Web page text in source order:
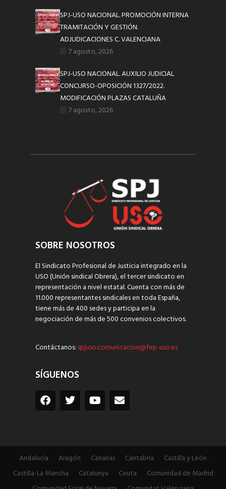
SPJ-USO NACIONAL. PROMOCIÓN INTERNA
TRAMITACIÓN Y GESTIÓN.
ADJUDICACIONES C. VALENCIANA
7 agosto, 2026
SPJ-USO NACIONAL. AUXILIO JUDICIAL
CONCURSO-OPOSICIÓN 1327/2022.
MODIFICACIÓN PLAZAS CATALUÑA
7 agosto, 2026
SOBRE NOSOTROS
El Sindicato Profesional de Justicia integrado en la
USO (Unión sindical Obrera), el tercer sindicato en
representación a nivel estatal. Cuenta con más de
11.000 representantes sindicales en toda España,
tiene más de 400 sedes y participa en la
negociación de más de 500 convenios colectivos.
Contáctanos: spjuso.comunicacion@fep-uso.es
SÍGUENOS
Andalucía Aragón Canarias Cantabria
Castilla y León
Castilla-La Mancha
Catalunya Ceuta
Comunidad de Madrid